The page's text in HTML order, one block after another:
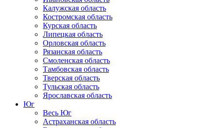
Калужская область
Костромская область
Курская область
Липецкая область
Орловская область
Рязанская область
Смоленская область
Тамбовская область
Тверская область
Тульская область
Ярославская область
Юг
Весь Юг
Астраханская область